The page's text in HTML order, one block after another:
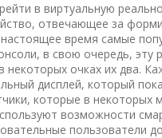
в виртуальную
отвечающее за
время самые
в свою очередь, эту
очках их два.
дисплей, который
которые в некоторых
возможности
пользователи